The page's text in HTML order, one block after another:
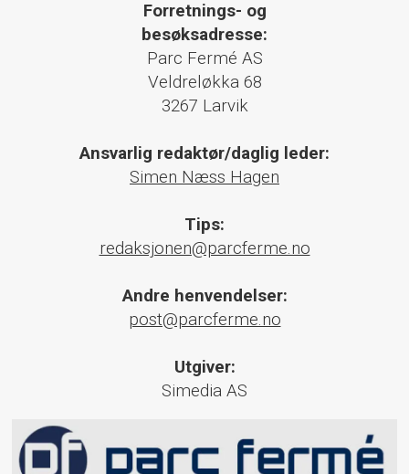
Forretnings- og
besøksadresse:
Parc Fermé AS
Veldreløkka 68
3267 Larvik
Ansvarlig redaktør/daglig leder:
Simen Næss Hagen
Tips:
redaksjonen@parcferme.no
Andre henvendelser:
post@parcferme.no
Utgiver:
Simedia AS